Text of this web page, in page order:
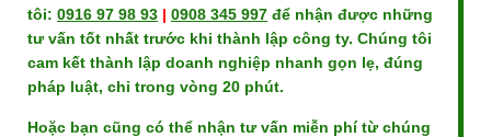
tôi: 0916 97 98 93 | 0908 345 997 để nhận được những
tư vấn tốt nhất trước khi thành lập công ty. Chúng tôi
cam kết thành lập doanh nghiệp nhanh gọn lẹ, đúng
pháp luật, chỉ trong vòng 20 phút.
Hoặc bạn cũng có thể nhận tư vấn miễn phí từ chúng